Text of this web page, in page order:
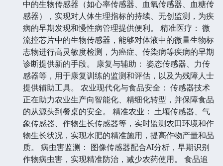
中的生物传感器（如心率传感器、血氧传感器、血糖传
感器），实现对人体生理指标的持续、无创监测，为疾
病的早期发现和慢性病管理提供便利。 精准医疗： 微
流控芯片中的生物传感器，能够对体液中的微量生物标
志物进行高灵敏度检测，为癌症、传染病等疾病的早期
诊断提供新的手段。 康复与辅助： 姿态传感器、力传
感器等，用于康复训练的监测和评估，以及为残障人士
提供辅助工具。 农业现代化与食品安全： 传感器技术
正在助力农业生产向智能化、精细化转型，并保障食品
的从源头到餐桌的安全。 精准农业： 土壤传感器、气
象传感器、作物生长传感器等，实时监测农田环境和作
物生长状况，实现水肥的精准施用，提高作物产量和品
质。 病虫害监测： 图像传感器配合AI分析，早期识别
作物病虫害，实现精准防治，减少农药使用。 食品追